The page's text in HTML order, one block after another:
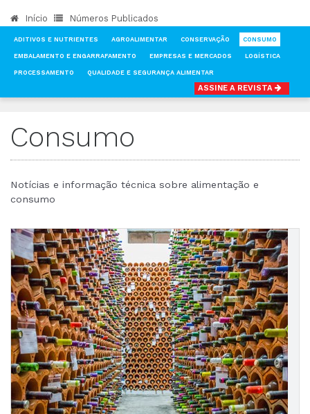
Início Números Publicados
ADITIVOS E NUTRIENTES AGROALIMENTAR CONSERVAÇÃO CONSUMO
EMBALAMENTO E ENGARRAFAMENTO EMPRESAS E MERCADOS LOGÍSTICA
PROCESSAMENTO QUALIDADE E SEGURANÇA ALIMENTAR
ASSINE A REVISTA
Consumo
Notícias e informação técnica sobre alimentação e
consumo